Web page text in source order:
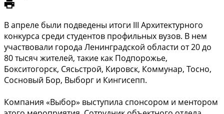
В апреле были подведены итоги III Архитектурного
конкурса среди студентов профильных вузов. В нем
участвовали города Ленинградской области от 20 до
80 тысяч жителей, такие как Подпорожье,
Бокситогорск, Сясьстрой, Кировск, Коммунар, Тосно,
Сосновый Бор, Выборг и Кингисепп.
Компания «Выбор» выступила спонсором и ментором